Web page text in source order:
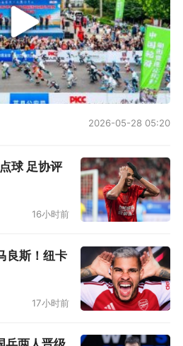
根森 / 古斯托、韦斯利·福
/ 安德雷·桑托斯（63’里斯
凯塞多 / 帕尔默、恩佐·费尔
若昂·佩德罗
2026-05-28 05:20
球 足协评
16小时前
良斯！纽卡
17小时前